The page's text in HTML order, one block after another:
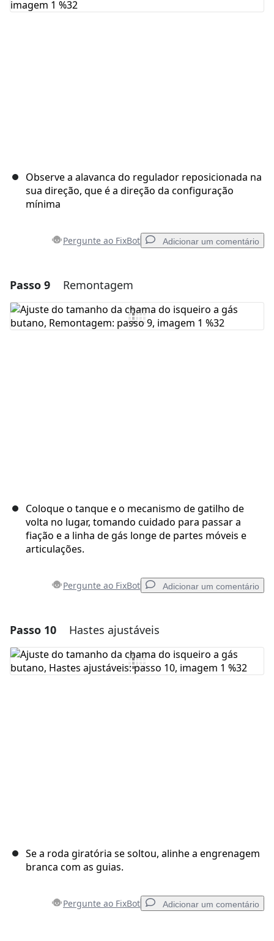
Observe a alavanca do regulador reposicionada na
sua direção, que é a direção da configuração
mínima
Pergunte ao FixBot Adicionar um comentário
Adicionar um comentário
Comentar
Passo 9 Remontagem
Coloque o tanque e o mecanismo de gatilho de
volta no lugar, tomando cuidado para passar a
fiação e a linha de gás longe de partes móveis e
articulações.
Pergunte ao FixBot Adicionar um comentário
Adicionar um comentário
Comentar
Passo 10 Hastes ajustáveis
Se a roda giratória se soltou, alinhe a engrenagem
branca com as guias.
Pergunte ao FixBot Adicionar um comentário